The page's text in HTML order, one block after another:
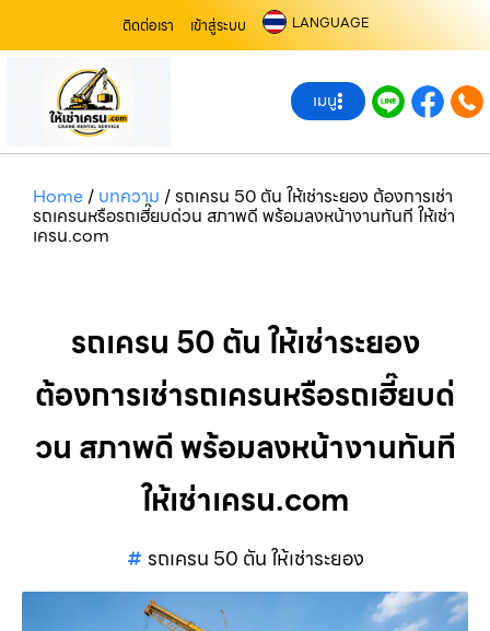
ติดต่อเรา เข้าสู่ระบบ LANGUAGE
เมนู
Home/ บทความ /รถเครน 50 ตัน ให้เช่าระยอง ต้องการเช่า
รถเครนหรือรถเฮี๊ยบด่วน สภาพดี พร้อมลงหน้างานทันที ให้เช่า
เครน.com
รถเครน 50 ตัน ให้เช่าระยอง
ต้องการเช่ารถเครนหรือรถเฮี๊ยบด่
วน สภาพดี พร้อมลงหน้างานทันที
ให้เช่าเครน.com
รถเครน 50 ตัน ให้เช่าระยอง